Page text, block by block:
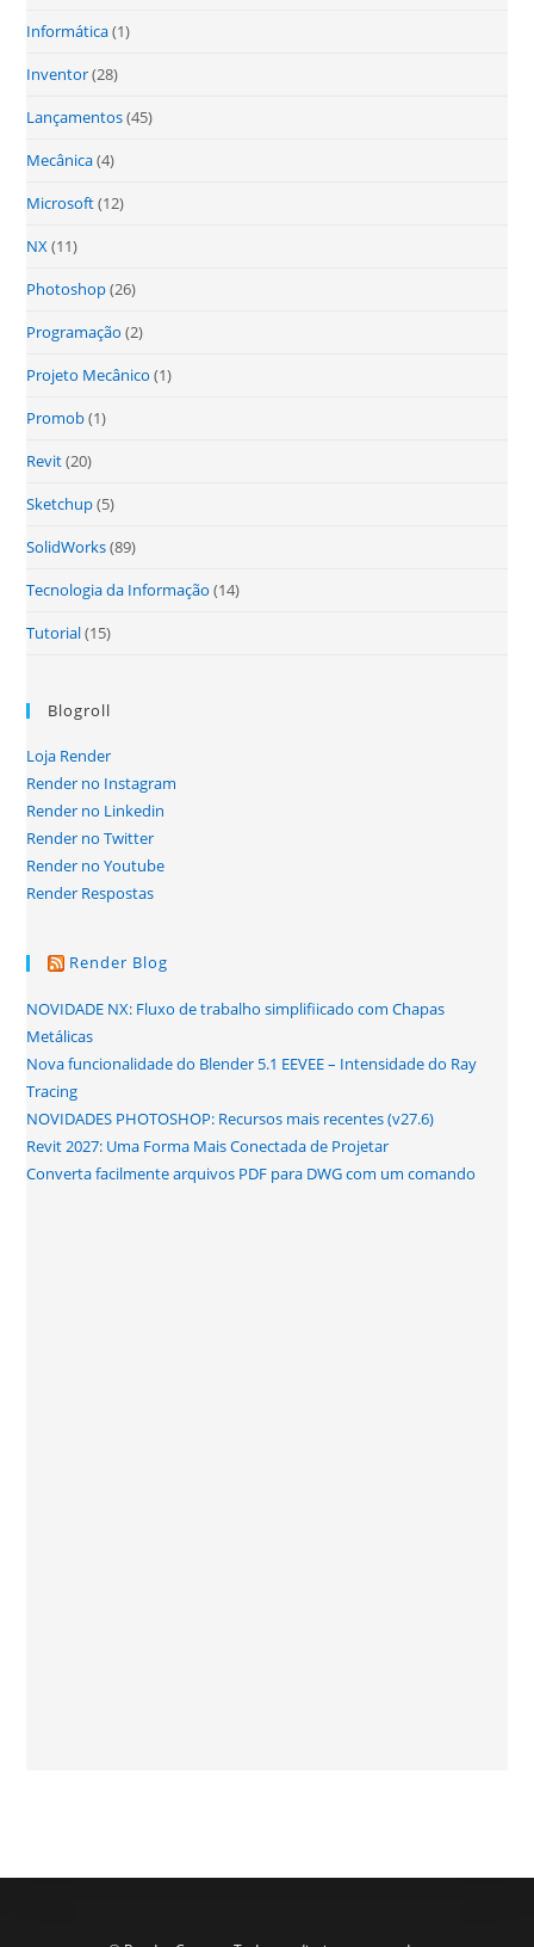
Informática(1)
Inventor(28)
Lançamentos(45)
Mecânica(4)
Microsoft(12)
NX(11)
Photoshop(26)
Programação (2)
Projeto Mecânico (1)
Promob(1)
Revit(20)
Sketchup(5)
SolidWorks(89)
Tecnologia da Informação (14)
Tutorial(15)
Blogroll
Loja Render
Render no Instagram
Render no Linkedin
Render no Twitter
Render no Youtube
Render Respostas
Render Blog
NOVIDADE NX: Fluxo de trabalho simplifiicado com Chapas
Metálicas
Nova funcionalidade do Blender 5.1 EEVEE – Intensidade do Ray
Tracing
NOVIDADES PHOTOSHOP: Recursos mais recentes (v27.6)
Revit 2027: Uma Forma Mais Conectada de Projetar
Converta facilmente arquivos PDF para DWG com um comando